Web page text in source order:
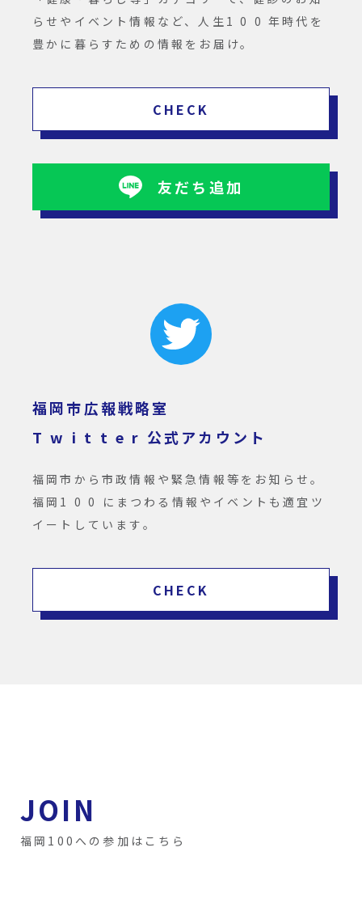
らせやイベント情報など、人生1 0 0 年時代を
豊かに暮らすための情報をお届け。
CHECK
友だち追加
福岡市広報戦略室
T w i t t e r 公式アカウント
福岡市から市政情報や緊急情報等をお知らせ。
福岡1 0 0 にまつわる情報やイベントも適宜ツ
イートしています。
CHECK
JOIN
福岡100への参加はこちら